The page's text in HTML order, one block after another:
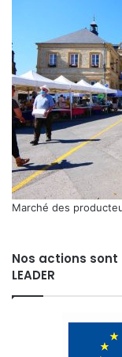
Marché des
Nos actions
LEADER